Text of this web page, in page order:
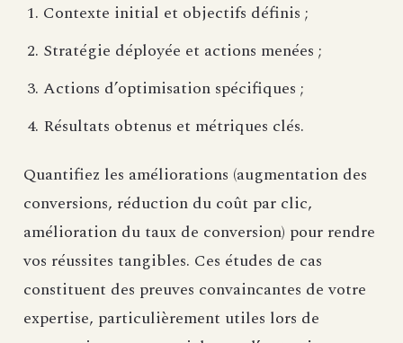
Contexte initial et objectifs définis ;
Stratégie déployée et actions menées ;
Actions d’optimisation spécifiques ;
Résultats obtenus et métriques clés.
Quantifiez les améliorations (augmentation des
conversions, réduction du coût par clic,
amélioration du taux de conversion) pour rendre
vos réussites tangibles. Ces études de cas
constituent des preuves convaincantes de votre
expertise, particulièrement utiles lors de